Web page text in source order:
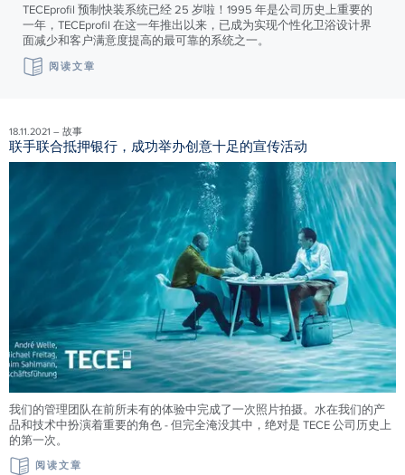
TECEprofil 预制快装系统已经 25 岁啦！1995 年是公司历史上重要的
一年，TECEprofil 在这一年推出以来，已成为实现个性化卫浴设计界
面减少和客户满意度提高的最可靠的系统之一。
阅读文章
18.11.2021 – 故事
联手联合抵押银行，成功举办创意十足的宣传活动
我们的管理团队在前所未有的体验中完成了一次照片拍摄。水在我们的产
品和技术中扮演着重要的角色 - 但完全淹没其中，绝对是 TECE 公司历史上
的第一次。
阅读文章